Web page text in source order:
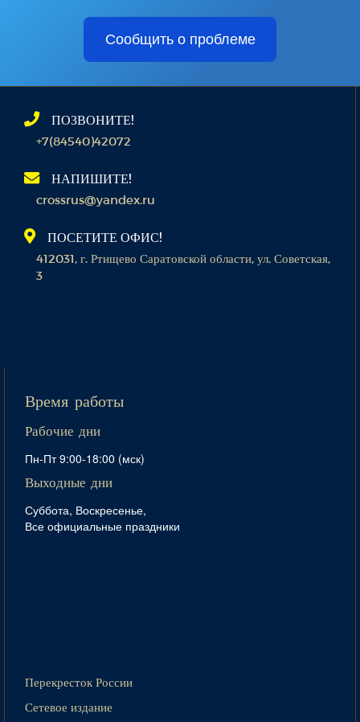
Сообщить о проблеме
ПОЗВОНИТЕ!
+7(84540)42072
НАПИШИТЕ!
crossrus@yandex.ru
ПОСЕТИТЕ ОФИС!
412031, г. Ртищево Саратовской области, ул. Советская,
3
Время работы
Рабочие дни
Пн-Пт 9:00-18:00 (мск)
Выходные дни
Суббота, Воскресенье,
Все официальные праздники
Перекресток России
Сетевое издание